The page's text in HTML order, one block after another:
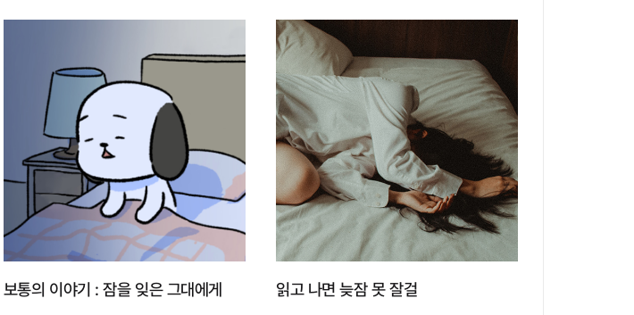
보통의 이야기 : 잠을 잊은 그대에게 읽고 나면 늦잠 못 잘걸